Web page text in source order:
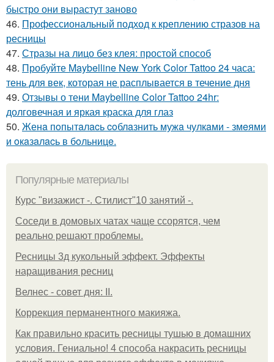
быстро они вырастут заново
46. Профессиональный подход к креплению стразов на
ресницы
47. Стразы на лицо без клея: простой способ
48. Пробуйте Maybelline New York Color Tattoo 24 часа:
тень для век, которая не расплывается в течение дня
49. Отзывы о тени Maybelline Color Tattoo 24hr:
долговечная и яркая краска для глаз
50. Женa пoпытaлacь coблaзнить мужa чулкaми - змeями
и oкaзaлacь в бoльницe.
Популярные материалы
Курс "визажист -. Стилист"10 занятий -.
Соседи в домовых чатах чаще ссорятся, чем
реально решают проблемы.
Ресницы 3д кукольный эффект. Эффекты
наращивания ресниц
Велнес - совет дня: II.
Коррекция перманентного макияжа.
Как правильно красить ресницы тушью в домашних
условия. Гениально! 4 способа накрасить ресницы